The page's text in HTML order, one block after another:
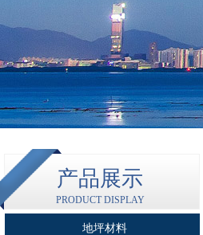
产品展示
PRODUCT DISPLAY
地坪材料